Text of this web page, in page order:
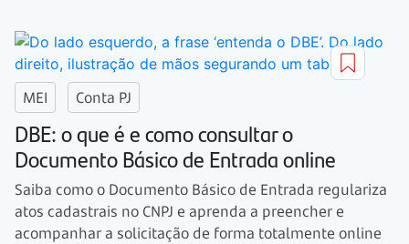
MEI Conta PJ
DBE: o que é e como consultar o
Documento Básico de Entrada online
Saiba como o Documento Básico de Entrada regulariza
atos cadastrais no CNPJ e aprenda a preencher e
acompanhar a solicitação de forma totalmente online